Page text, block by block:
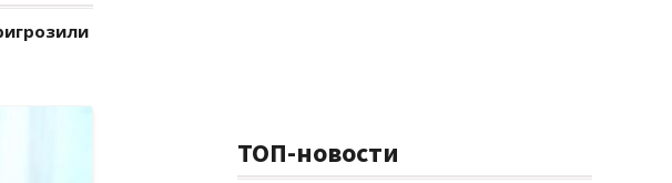
ТОП-новости